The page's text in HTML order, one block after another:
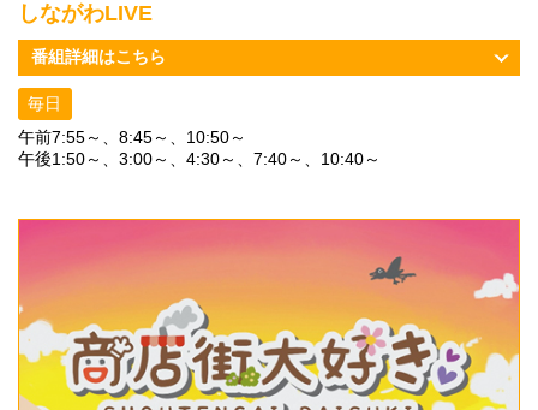
しながわLIVE
番組詳細はこちら
毎日
午前7:55～、8:45～、10:50～
午後1:50～、3:00～、4:30～、7:40～、10:40～